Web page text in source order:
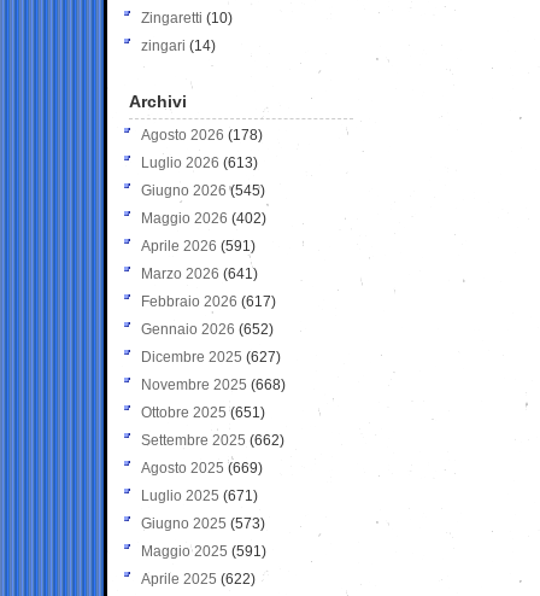
Zingaretti (10)
zingari (14)
Archivi
Agosto 2026 (178)
Luglio 2026 (613)
Giugno 2026 (545)
Maggio 2026 (402)
Aprile 2026 (591)
Marzo 2026 (641)
Febbraio 2026 (617)
Gennaio 2026 (652)
Dicembre 2025 (627)
Novembre 2025 (668)
Ottobre 2025 (651)
Settembre 2025 (662)
Agosto 2025 (669)
Luglio 2025 (671)
Giugno 2025 (573)
Maggio 2025 (591)
Aprile 2025 (622)